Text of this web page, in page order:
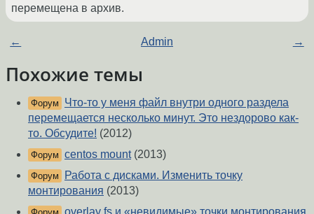
перемещена в архив.
← Admin →
Похожие темы
Форум
Что-то у меня файл внутри одного раздела
перемещается несколько минут. Это нездорово как-
то. Обсудите! (2012)
Форум centos mount(2013)
Форум
Работа с дисками. Изменить точку
монтирования (2013)
overlay fs и «невидимые» точки монтирования